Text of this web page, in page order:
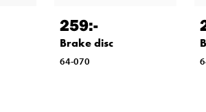
259:-
Brake disc
64-070